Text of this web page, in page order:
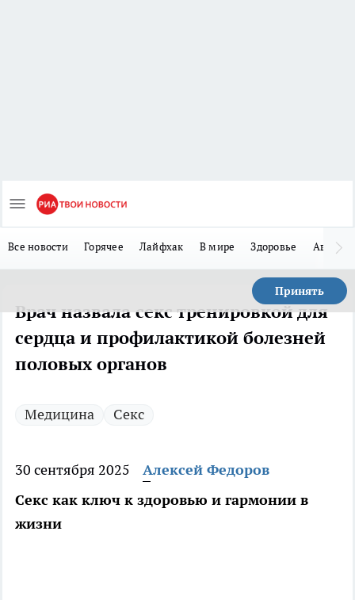
Все новости Горячее Лайфхак В мире Здоровье Авто
Принять
Врач назвала секс тренировкой для
сердца и профилактикой болезней
половых органов
Медицина Секс
30 сентября 2025
Алексей Федоров
Секс как ключ к здоровью и гармонии в
жизни